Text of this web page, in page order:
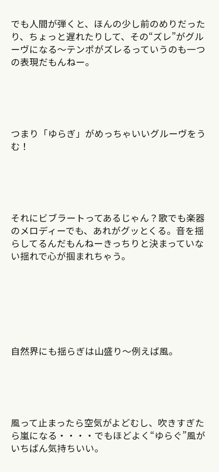
でも人間が弾くと、ほんの少し前のめりだった
り、ちょっと遅れたりして、その“ズレ”がグル
ーヴになる〜テンポがズレるっていうのも一つ
の表現だもんねー。
つまり「ゆらぎ」がめっちゃいいグルーヴをう
む！
それにビブラートってあるじゃん？歌でも楽器
のメロディーでも、あれがグッとくる。音を揺
らしてるんだもんねーきっちりと決まっていな
い揺れで心が掴まれちゃう。
自然界にも揺らぎは山盛り〜例えば風。
風って止まったら空気がよどむし、吹きすぎた
ら嵐になる・・・・でもほどよく“ゆらぐ”風が
いちばん気持ちいい。